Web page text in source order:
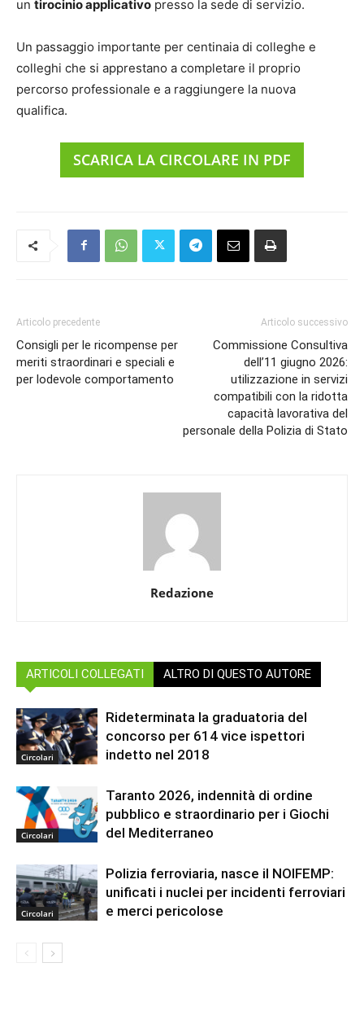
un tirocinio applicativo presso la sede di servizio.
Un passaggio importante per centinaia di colleghe e
colleghi che si apprestano a completare il proprio
percorso professionale e a raggiungere la nuova
qualifica.
SCARICA LA CIRCOLARE IN PDF
Articolo precedente
Consigli per le ricompense per
meriti straordinari e speciali e
per lodevole comportamento
Articolo successivo
Commissione Consultiva
dell’11 giugno 2026:
utilizzazione in servizi
compatibili con la ridotta
capacità lavorativa del
personale della Polizia di Stato
Redazione
ARTICOLI COLLEGATI ALTRO DI QUESTO AUTORE
Circolari
Rideterminata la graduatoria del
concorso per 614 vice ispettori
indetto nel 2018
Circolari
Taranto 2026, indennità di ordine
pubblico e straordinario per i Giochi
del Mediterraneo
Circolari
Polizia ferroviaria, nasce il NOIFEMP:
unificati i nuclei per incidenti ferroviari
e merci pericolose